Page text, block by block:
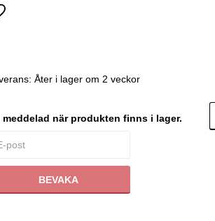
Åter i lager om 2 veckor
meddelad när produkten finns i lager.
BEVAKA